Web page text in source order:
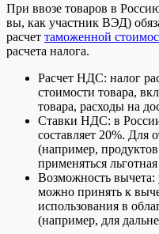
При ввозе товаров в
вы, как участник ВЭД)
расчет таможенной
расчета налога.
Расчет НДС: налог
стоимости товара,
товара, расходы на
Ставки НДС: в
составляет 20%. Для
(например,
применяться
Возможность
можно принять к
использования в
(например, для